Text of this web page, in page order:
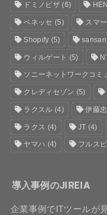
ドミノピザ(6)
ベネッセ (5) スマ
Shopify (5) sansan
ウィルゲート (5)
ソニーネットワークコミ
クレディセゾン (5)
ラクスル (4) 伊藤
ラクス (4) JT (4)
ヤマハ (4) フルス
導入事例のJIREIA
企業事例でITツールが